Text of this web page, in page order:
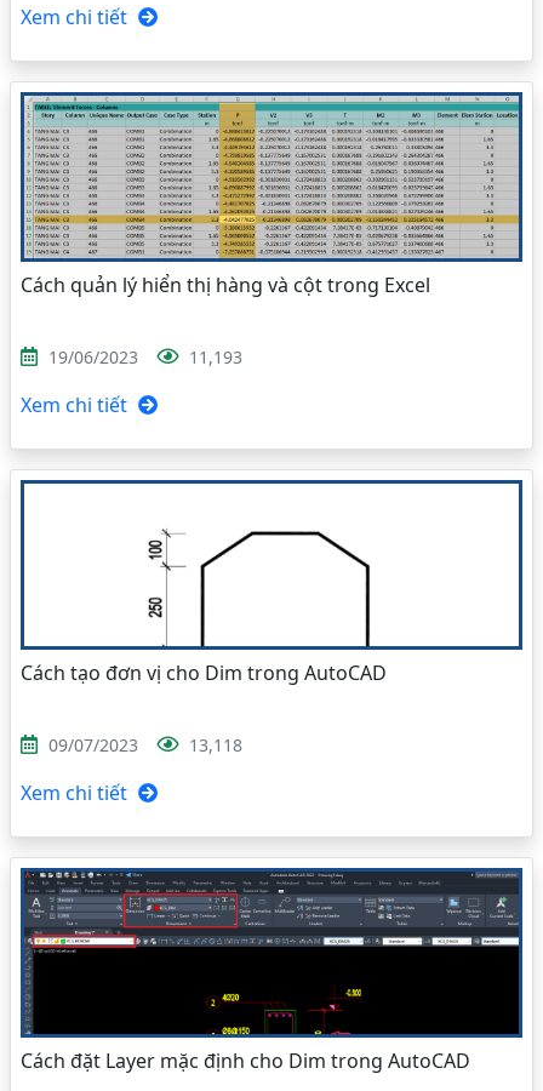
Xem chi tiết
Cách quản lý hiển thị hàng và cột trong Excel
19/06/2023 11,193
Xem chi tiết
Cách tạo đơn vị cho Dim trong AutoCAD
09/07/2023 13,118
Xem chi tiết
Cách đặt Layer mặc định cho Dim trong AutoCAD